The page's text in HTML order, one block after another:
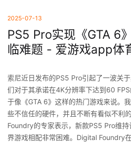
2025-07-13
PS5 Pro实现《GTA 6
临难题 - 爱游戏app体
索尼近日发布的PS5 Pro引起了一波关
们对于其承诺在4K分辨率下达到60
于像《GTA 6》这样的热门游戏来说。
些不信任的硬件，并且不断有看似不利
Foundry的专家表示，新款PS5 Pro维
界游戏相配非常困难。Digital Foundry